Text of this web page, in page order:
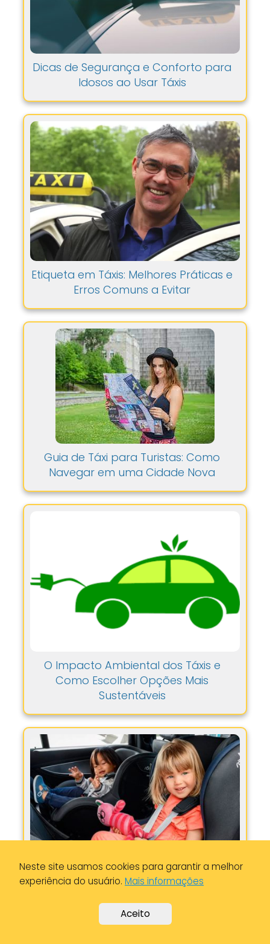
Dicas de Segurança e Conforto para
Idosos ao Usar Táxis
Etiqueta em Táxis: Melhores Práticas e
Erros Comuns a Evitar
Guia de Táxi para Turistas: Como
Navegar em uma Cidade Nova
O Impacto Ambiental dos Táxis e
Como Escolher Opções Mais
Sustentáveis
Serviços de Táxi para Famílias com
Crianças: Adaptações para Conforto
e Segurança
Neste site usamos cookies para garantir a melhor
experiência do usuário. Mais informações
Aceito